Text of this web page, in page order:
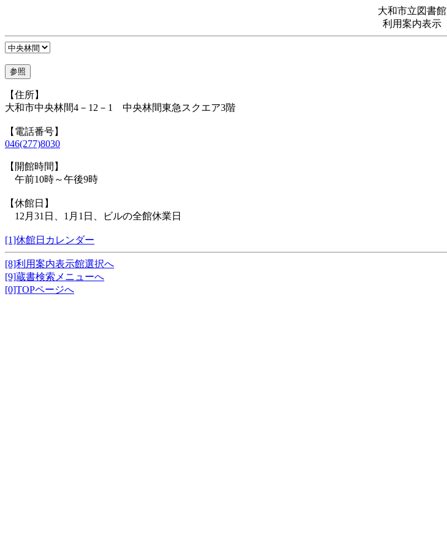
大和市立図書館
利用案内表示
【住所】
大和市中央林間4－12－1 中央林間東急スクエア3階
【電話番号】
046(277)8030
【開館時間】
午前10時～午後9時
【休館日】
12月31日、1月1日、ビルの全館休業日
[1]休館日カレンダー
[8]利用案内表示館選択へ
[9]蔵書検索メニューへ
[0]TOPページへ